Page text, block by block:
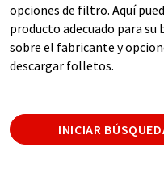
opciones de filtro. Aquí
producto adecuado para
sobre el fabricante y
descargar folletos.
INICIAR